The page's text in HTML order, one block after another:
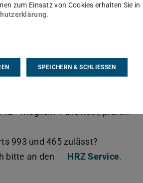
indem Sie eine Test-E-Mail
Punkte:
möglich? Falls nein, prüfen
993 und 465 zulässt?
bitte an den HRZ Service.
zum Einsatz von Cookies erhalten Sie in
.
SPEICHERN & SCHLIESSEN